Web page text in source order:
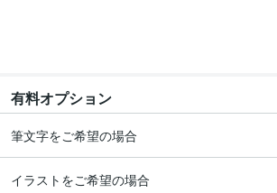
有料オプション
筆文字をご希望の場合
イラストをご希望の場合